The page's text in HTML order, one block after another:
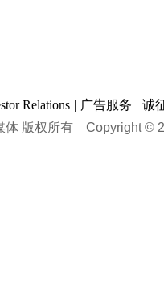
Relations | 广告服务 | 诚
体 版权所有 Copyright ©